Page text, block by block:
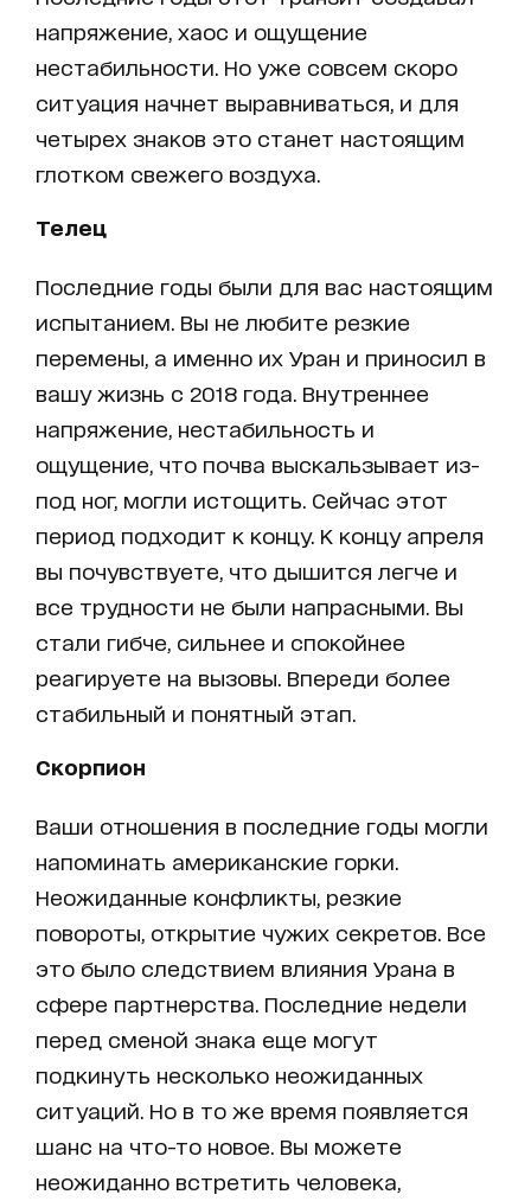
напряжение, хаос и ощущение
нестабильности. Но уже совсем скоро
ситуация начнет выравниваться, и для
четырех знаков это станет настоящим
глотком свежего воздуха.
Телец
Последние годы были для вас настоящим
испытанием. Вы не любите резкие
перемены, а именно их Уран и приносил в
вашу жизнь с 2018 года. Внутреннее
напряжение, нестабильность и
ощущение, что почва выскальзывает из-
под ног, могли истощить. Сейчас этот
период подходит к концу. К концу апреля
вы почувствуете, что дышится легче и
все трудности не были напрасными. Вы
стали гибче, сильнее и спокойнее
реагируете на вызовы. Впереди более
стабильный и понятный этап.
Скорпион
Ваши отношения в последние годы могли
напоминать американские горки.
Неожиданные конфликты, резкие
повороты, открытие чужих секретов. Все
это было следствием влияния Урана в
сфере партнерства. Последние недели
перед сменой знака еще могут
подкинуть несколько неожиданных
ситуаций. Но в то же время появляется
шанс на что-то новое. Вы можете
неожиданно встретить человека,